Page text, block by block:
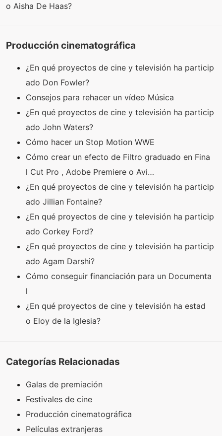
o Aisha De Haas?
Producción cinematográfica
¿En qué proyectos de cine y televisión ha particip
ado Don Fowler?
Consejos para rehacer un vídeo Música
¿En qué proyectos de cine y televisión ha particip
ado John Waters?
Cómo hacer un Stop Motion WWE
Cómo crear un efecto de Filtro graduado en Fina
l Cut Pro , Adobe Premiere o Avi…
¿En qué proyectos de cine y televisión ha particip
ado Jillian Fontaine?
¿En qué proyectos de cine y televisión ha particip
ado Corkey Ford?
¿En qué proyectos de cine y televisión ha particip
ado Agam Darshi?
Cómo conseguir financiación para un Documenta
l
¿En qué proyectos de cine y televisión ha estad
o Eloy de la Iglesia?
Categorías Relacionadas
Galas de premiación
Festivales de cine
Producción cinematográfica
Películas extranjeras